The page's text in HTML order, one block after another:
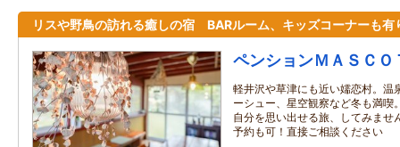
リスや野鳥の訪れる癒しの宿 BARルーム、キッズコーナーも有
ペンションＭＡＳＣＯ
軽井沢や草津にも近い嬬恋村。温
ーシュー、星空観察など冬も満
自分を思い出せる旅、してみま
予約も可！直接ご相談ください